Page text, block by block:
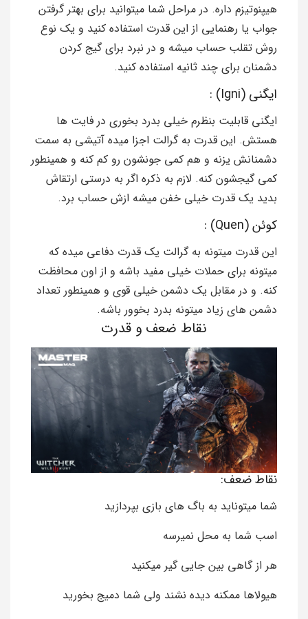
هیپنوتیزم داره. در مراحل شما میتوانید برای بهتر گرفتن
جواب یا رهنمایی از این قدرت استفاده کنید و یک نوع
روش تقلب حساب میشه و در نبرد برای گیج کردن
دشمنان برای چند ثانیه استفاده کنید.
ایگنی (Igni) :
ایگنی قابلیت بنظرم خیلی بدرد بخوری در فایت ها
هستش. این قدرت به گرالت اجزا میده آتیشی به سمت
دشمنانش یزنه و هم کمی جونشون رو کم کنه و همینطور
کمی گیجشون کنه. لازم به ذکره اگر به درستی ارتقاش
بدید یک قدرت خیلی خفن میشه ازش حساب برد.
کوئن (Quen) :
این قدرت میتونه به گرالت یک قدرت دفاعی میده که
میتونه برای حملات خیلی مفید باشه و از اون محافظت
کنه. و در مقابل یک دشمن خیلی قوی و همینطور تعداد
دشمن های زیاد میتونه بدرد بخوور باشه.
نقاط ضعف و قدرت
نقاط ضعف:
شما میتوناید به باگ های بازی بپردازید
اسب شما به محل نمیرسه
هر از گاهی بین جایی گیر میکنید
هیولاها ممکنه دیده نشند ولی شما دمیج بخورید